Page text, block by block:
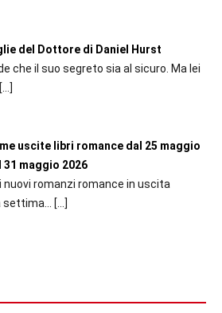
del Dottore di Daniel Hurst
che il suo segreto sia al sicuro. Ma lei
[…]
uscite libri romance dal 25 maggio
31 maggio 2026
nuovi romanzi romance in uscita
[…]